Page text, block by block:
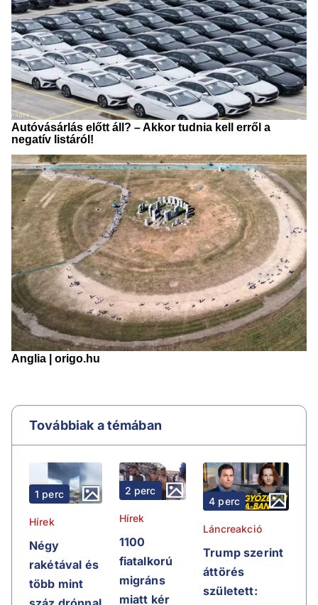
Továbbiak a témában
1 perc
Hírek
Négy
rakétával és
több mint
2 perc
Hírek
1100
fiatalkorú
migráns
miatt kér
4 perc
Láncreakció
Trump szerint
áttörés
született: